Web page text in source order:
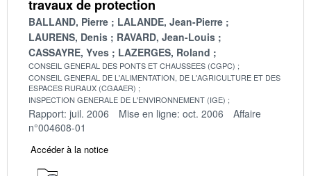
travaux de protection
BALLAND, Pierre
LALANDE, Jean-Pierre
LAURENS, Denis
RAVARD, Jean-Louis
CASSAYRE, Yves
LAZERGES, Roland
CONSEIL GENERAL DES PONTS ET CHAUSSEES (CGPC)
CONSEIL GENERAL DE L'ALIMENTATION, DE L'AGRICULTURE ET DES
ESPACES RURAUX (CGAAER)
INSPECTION GENERALE DE L'ENVIRONNEMENT (IGE)
Rapport: juil. 2006 Mise en ligne: oct. 2006
Affaire
n°004608-01
Accéder à la notice